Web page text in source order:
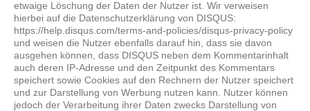
etwaige Löschung der Daten der Nutzer ist. Wir verweisen
hierbei auf die Datenschutzerklärung von DISQUS:
https://help.disqus.com/terms-and-policies/disqus-privacy-policy
und weisen die Nutzer ebenfalls darauf hin, dass sie davon
ausgehen können, dass DISQUS neben dem Kommentarinhalt
auch deren IP-Adresse und den Zeitpunkt des Kommentars
speichert sowie Cookies auf den Rechnern der Nutzer speichert
und zur Darstellung von Werbung nutzen kann. Nutzer können
jedoch der Verarbeitung ihrer Daten zwecks Darstellung von